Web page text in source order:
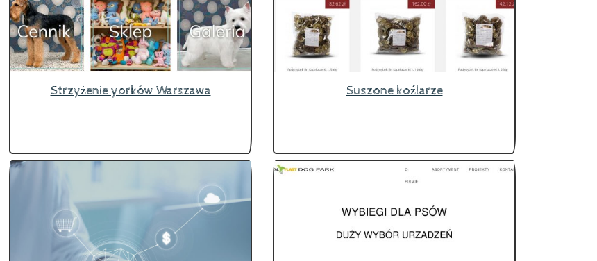
Strzyżenie yorków Warszawa Suszone koźlarze